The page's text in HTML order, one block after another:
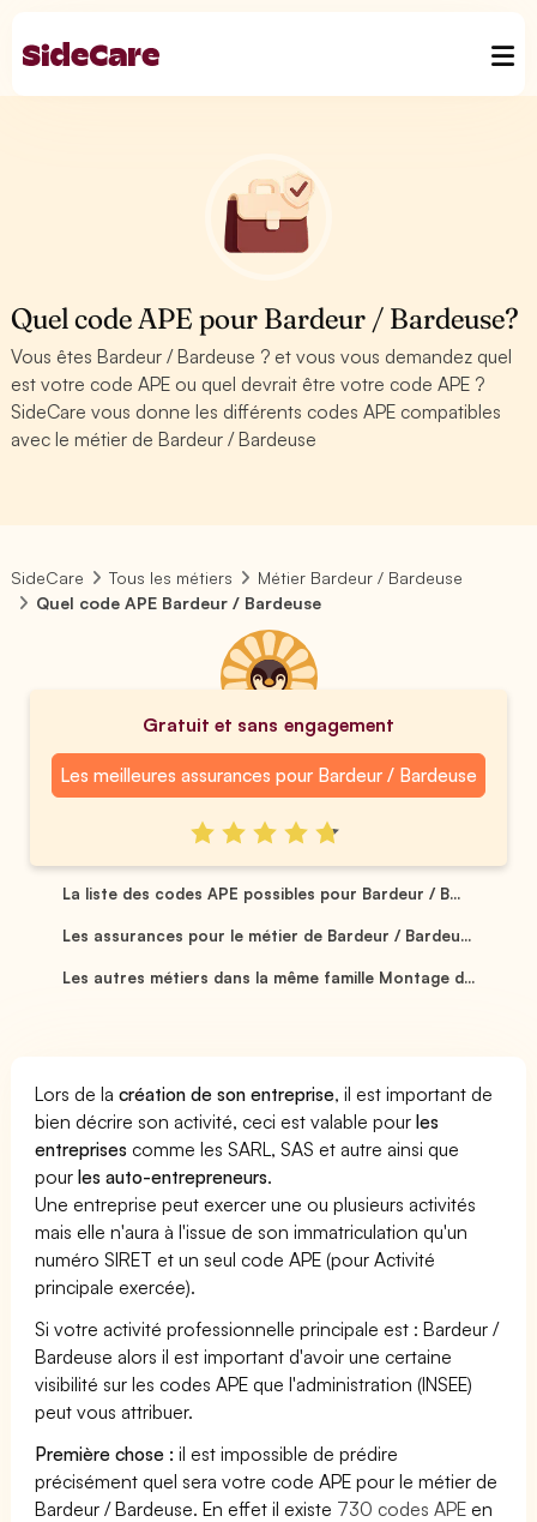
Quel code APE pour Bardeur / Bardeuse?
Vous êtes Bardeur / Bardeuse ? et vous vous demandez quel
est votre code APE ou quel devrait être votre code APE ?
SideCare vous donne les différents codes APE compatibles
avec le métier de Bardeur / Bardeuse
SideCare Tous les métiers
Métier Bardeur / Bardeuse
Quel code APE Bardeur / Bardeuse
Gratuit et sans engagement
Les meilleures assurances pour Bardeur / Bardeuse
La liste des codes APE possibles pour Bardeur / B...
Les assurances pour le métier de Bardeur / Bardeu...
Les autres métiers dans la même famille Montage d...
Lors de lacréation de son entreprise, il est important de
bien décrire son activité, ceci est valable pourles
entreprises comme les SARL, SAS et autre ainsi que
pourles auto-entrepreneurs.
Une entreprise peut exercer une ou plusieurs activités
mais elle n'aura à l'issue de son immatriculation qu'un
numéro SIRET et un seul code APE (pour Activité
principale exercée).
Si votre activité professionnelle principale est : Bardeur /
Bardeuse alors il est important d'avoir une certaine
visibilité sur les codes APE que l'administration (INSEE)
peut vous attribuer.
Première chose : il est impossible de prédire
précisément quel sera votre code APE pour le métier de
Bardeur / Bardeuse. En effet il existe 730 codes APE en